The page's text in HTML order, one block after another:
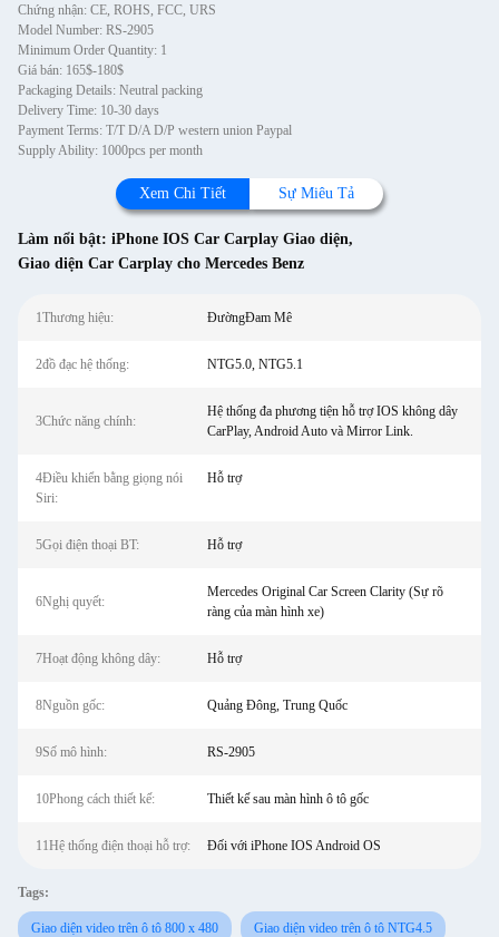
Chứng nhận: CE, ROHS, FCC, URS
Model Number: RS-2905
Minimum Order Quantity: 1
Giá bán: 165$-180$
Packaging Details: Neutral packing
Delivery Time: 10-30 days
Payment Terms: T/T D/A D/P western union Paypal
Supply Ability: 1000pcs per month
Xem Chi Tiết Sự Miêu Tả
Làm nổi bật: iPhone IOS Car Carplay Giao diện,
Giao diện Car Carplay cho Mercedes Benz
1Thương hiệu: ĐườngĐam Mê
2đồ đạc hệ thống: NTG5.0, NTG5.1
3Chức năng chính:
Hệ thống đa phương tiện hỗ trợ IOS không dây
CarPlay, Android Auto và Mirror Link.
4Điều khiển bằng giọng nói
Siri:
Hỗ trợ
5Gọi điện thoại BT: Hỗ trợ
6Nghị quyết:
Mercedes Original Car Screen Clarity (Sự rõ
ràng của màn hình xe)
7Hoạt động không dây: Hỗ trợ
8Nguồn gốc: Quảng Đông, Trung Quốc
9Số mô hình: RS-2905
10Phong cách thiết kế: Thiết kế sau màn hình ô tô gốc
11Hệ thống điện thoại hỗ trợ: Đối với iPhone IOS Android OS
Tags:
Giao diện video trên ô tô 800 x 480 Giao diện video trên ô tô NTG4.5